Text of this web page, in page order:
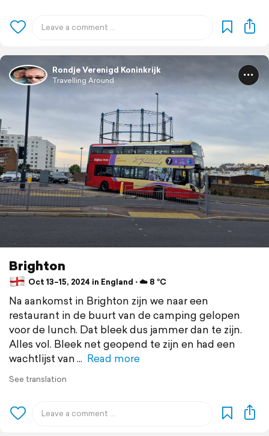
Rondje Verenigd Koninkrijk
Travelling Around
Brighton
Oct 13–15, 2024 in England ⋅ ☁️ 8 °C
Na aankomst in Brighton zijn we naar een
restaurant in de buurt van de camping gelopen
voor de lunch. Dat bleek dus jammer dan te zijn.
Alles vol. Bleek net geopend te zijn en had een
wachtlijst van
Read more
See translation